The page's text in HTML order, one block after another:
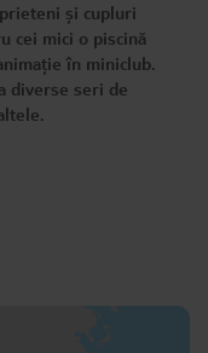
și cupluri
cei mici o piscină
în miniclub.
diverse seri de